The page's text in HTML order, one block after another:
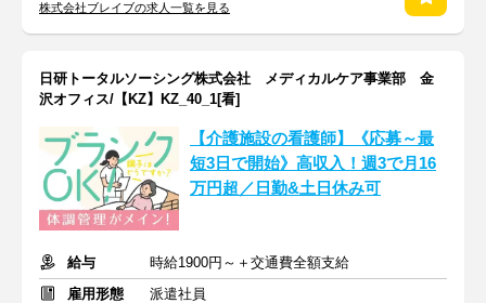
株式会社ブレイブの求人一覧を見る
日研トータルソーシング株式会社 メディカルケア事業部 金
沢オフィス/【KZ】KZ_40_1[看]
【介護施設の看護師】《応募～最
短3日で開始》高収入！週3で月16
万円超／日勤&土日休み可
給与
時給1900円～＋交通費全額支給
雇用形態
派遣社員